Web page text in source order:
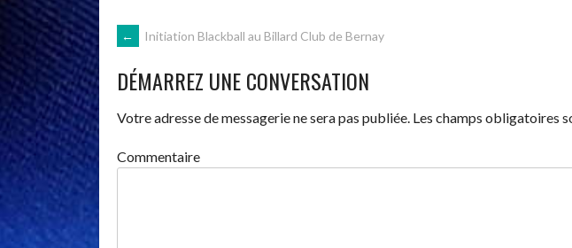
← Initiation Blackball au Billard Club de Bernay
DÉMARREZ UNE CONVERSATION
Votre adresse de messagerie ne sera pas publiée. Les champs obligatoires
Commentaire